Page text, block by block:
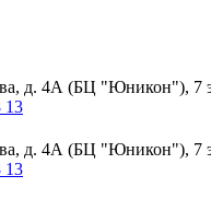
д. 4А (БЦ "Юникон"), 7
13
д. 4А (БЦ "Юникон"), 7
13